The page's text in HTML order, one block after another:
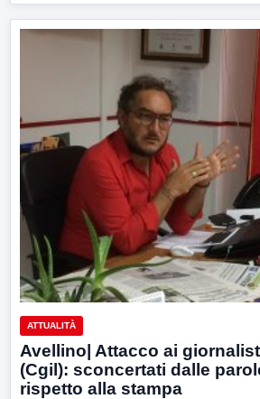
ATTUALITÀ
Avellino| Attacco ai
(Cgil): sconcertati dalle
rispetto alla stampa